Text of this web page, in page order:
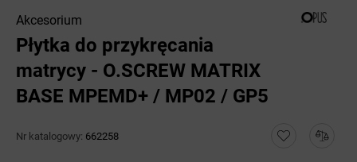
Akcesorium
Płytka do przykręcania
matrycy - O.SCREW MATRIX
BASE MPEMD+ / MP02 / GP5
Nr katalogowy: 662258